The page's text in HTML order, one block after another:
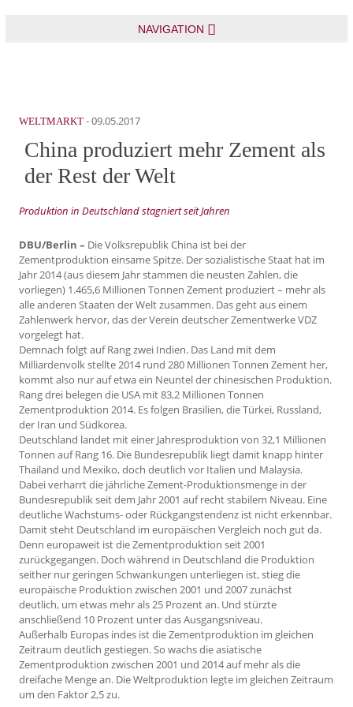
NAVIGATION
WELTMARKT -09.05.2017
China produziert mehr Zement als
der Rest der Welt
Produktion in Deutschland stagniert seit Jahren
DBU/Berlin – Die Volksrepublik China ist bei der
Zementproduktion einsame Spitze. Der sozialistische Staat hat im
Jahr 2014 (aus diesem Jahr stammen die neusten Zahlen, die
vorliegen) 1.465,6 Millionen Tonnen Zement produziert – mehr als
alle anderen Staaten der Welt zusammen. Das geht aus einem
Zahlenwerk hervor, das der Verein deutscher Zementwerke VDZ
vorgelegt hat.
Demnach folgt auf Rang zwei Indien. Das Land mit dem
Milliardenvolk stellte 2014 rund 280 Millionen Tonnen Zement her,
kommt also nur auf etwa ein Neuntel der chinesischen Produktion.
Rang drei belegen die USA mit 83,2 Millionen Tonnen
Zementproduktion 2014. Es folgen Brasilien, die Türkei, Russland,
der Iran und Südkorea.
Deutschland landet mit einer Jahresproduktion von 32,1 Millionen
Tonnen auf Rang 16. Die Bundesrepublik liegt damit knapp hinter
Thailand und Mexiko, doch deutlich vor Italien und Malaysia.
Dabei verharrt die jährliche Zement-Produktionsmenge in der
Bundesrepublik seit dem Jahr 2001 auf recht stabilem Niveau. Eine
deutliche Wachstums- oder Rückgangstendenz ist nicht erkennbar.
Damit steht Deutschland im europäischen Vergleich noch gut da.
Denn europaweit ist die Zementproduktion seit 2001
zurückgegangen. Doch während in Deutschland die Produktion
seither nur geringen Schwankungen unterliegen ist, stieg die
europäische Produktion zwischen 2001 und 2007 zunächst
deutlich, um etwas mehr als 25 Prozent an. Und stürzte
anschließend 10 Prozent unter das Ausgangsniveau.
Außerhalb Europas indes ist die Zementproduktion im gleichen
Zeitraum deutlich gestiegen. So wachs die asiatische
Zementproduktion zwischen 2001 und 2014 auf mehr als die
dreifache Menge an. Die Weltproduktion legte im gleichen Zeitraum
um den Faktor 2,5 zu.